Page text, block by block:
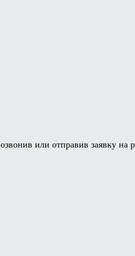
или отправив заявку на